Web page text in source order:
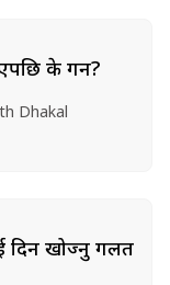
के गर्ने?
Dhakal
दिन खोज्नु गलत